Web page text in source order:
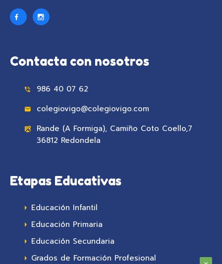
Contacta con nosotros
986 40 07 62
colegiovigo@colegiovigo.com
Rande (A Formiga), Camiño Coto Coello,7
36812 Redondela
Etapas Educativas
Educación Infantil
Educación Primaria
Educación Secundaria
Grados de Formación Profesional